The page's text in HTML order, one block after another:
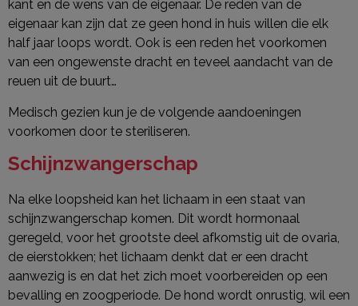
kant en de wens van de eigenaar. De reden van de
eigenaar kan zijn dat ze geen hond in huis willen die elk
half jaar loops wordt. Ook is een reden het voorkomen
van een ongewenste dracht en teveel aandacht van de
reuen uit de buurt…
Medisch gezien kun je de volgende aandoeningen
voorkomen door te steriliseren.
Schijnzwangerschap
Na elke loopsheid kan het lichaam in een staat van
schijnzwangerschap komen. Dit wordt hormonaal
geregeld, voor het grootste deel afkomstig uit de ovaria,
de eierstokken; het lichaam denkt dat er een dracht
aanwezig is en dat het zich moet voorbereiden op een
bevalling en zoogperiode. De hond wordt onrustig, wil een